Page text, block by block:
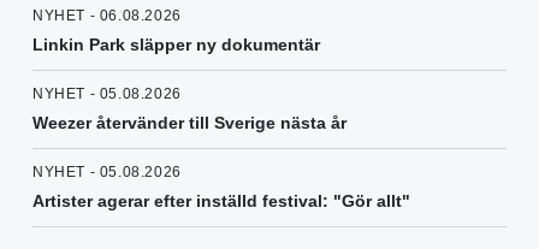
NYHET - 06.08.2026
Linkin Park släpper ny dokumentär
NYHET - 05.08.2026
Weezer återvänder till Sverige nästa år
NYHET - 05.08.2026
Artister agerar efter inställd festival: "Gör allt"